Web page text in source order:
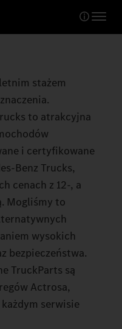
stażem
to atrakcyjna
i certyfikowane
Trucks,
cenach z 12-, a
Mogliśmy to
wysokich
bezpieczeństwa.
TruckParts są
Actrosa,
serwisie